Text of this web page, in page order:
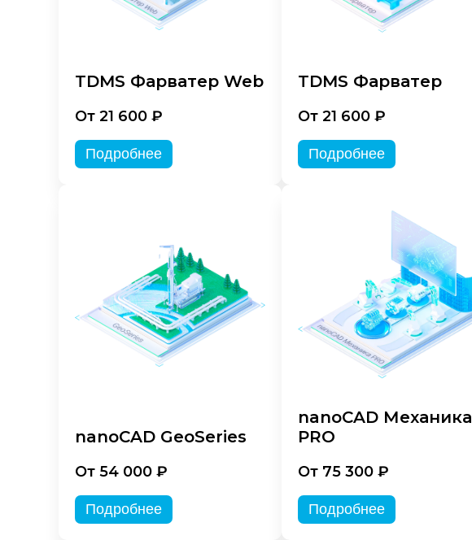
TDMS Фарватер Web
От 21 600 ₽
Подробнее
TDMS Фарватер
От 21 600 ₽
Подробнее
nanoCAD GeoSeries
От 54 000 ₽
Подробнее
nanoCAD Механика
PRO
От 75 300 ₽
Подробнее